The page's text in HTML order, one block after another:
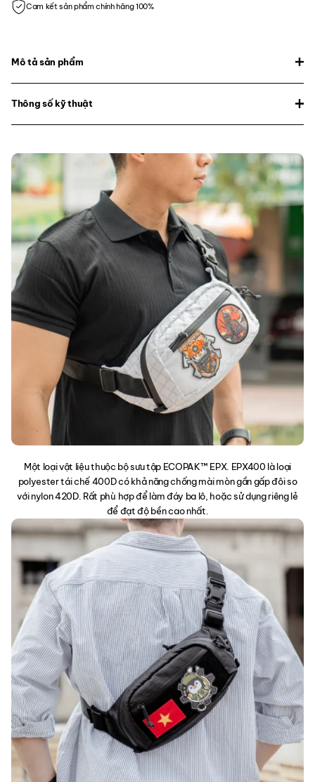
Cam kết sản phẩm chính hãng 100%
Mô tả sản phẩm
Thông số kỹ thuật
Một loại vật liệu thuộc bộ sưu tập ECOPAK™ EPX. EPX400 là loại
polyester tái chế 400D có khả năng chống mài mòn gần gấp đôi so
với nylon 420D. Rất phù hợp để làm đáy ba lô, hoặc sử dụng riêng lẻ
để đạt độ bền cao nhất.